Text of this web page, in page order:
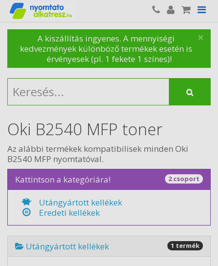
×
A kiszállítás ingyenes. A mennyiségi
kedvezmények különböző termékek esetén is
érvényesek (pl. 1 fekete 1 színes)!
Oki B2540 MFP toner
Az alábbi termékek kompatibilisek minden Oki
B2540 MFP nyomtatóval.
Kattintson a kategóriára!
2 csoport
Utángyártott kellékek
Eredeti kellékek
Utángyártott kellékek 1 termék